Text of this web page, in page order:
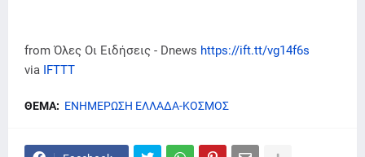
from Όλες Οι Ειδήσεις - Dnews https://ift.tt/vg14f6s
via IFTTT
ΘΕΜΑ: ΕΝΗΜΕΡΩΣΗ ΕΛΛΑΔΑ-ΚΟΣΜΟΣ